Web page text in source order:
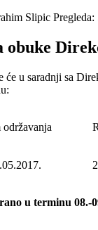
Slipic Pregleda:
će u saradnji sa
održavanja
u terminu 08.-